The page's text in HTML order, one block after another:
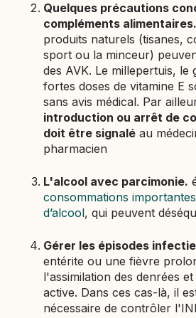
Quelques précautions
compléments alimentaires.
produits naturels (tisanes,
sport ou la minceur)
des AVK. Le millepertuis, le
fortes doses de vitamine E
sans avis médical. Par
introduction ou arrêt de
doit être signalé au
pharmacien
L'alcool avec parcimonie.
consommations
d’alcool, qui peuvent
Gérer les épisodes
entérite ou une fièvre
l'assimilation des denrées
active. Dans ces cas-là, il
nécessaire de contrôler